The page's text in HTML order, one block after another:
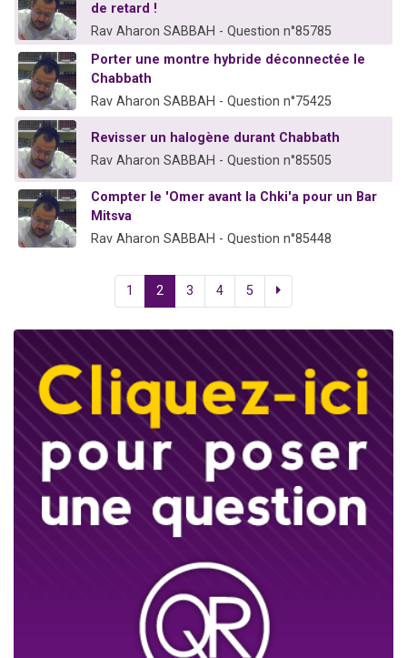
de retard !
Rav Aharon SABBAH - Question n°85785
Porter une montre hybride déconnectée le
Chabbath
Rav Aharon SABBAH - Question n°75425
Revisser un halogène durant Chabbath
Rav Aharon SABBAH - Question n°85505
Compter le 'Omer avant la Chki'a pour un Bar
Mitsva
Rav Aharon SABBAH - Question n°85448
1 2 3 4 5